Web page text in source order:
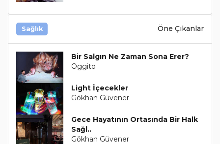
Sağlık Öne Çıkanlar
Bir Salgın Ne Zaman Sona Erer?
Oggito
Light İçecekler
Gökhan Güvener
Gece Hayatının Ortasında Bir Halk
Sağl..
Gökhan Güvener